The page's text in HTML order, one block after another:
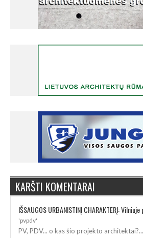
KARŠTI KOMENTARAI
'pvpdv'
PV, PDV... o kas šio projekto architektai?...